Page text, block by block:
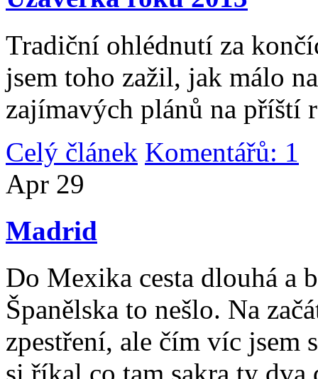
Tradiční ohlédnutí za
jsem toho zažil, jak málo
zajímavých plánů na příští
Celý článek Komentářů: 1
Apr 29
Madrid
Do Mexika cesta dlouhá a
Španělska to nešlo. Na
zpestření, ale čím víc jsem